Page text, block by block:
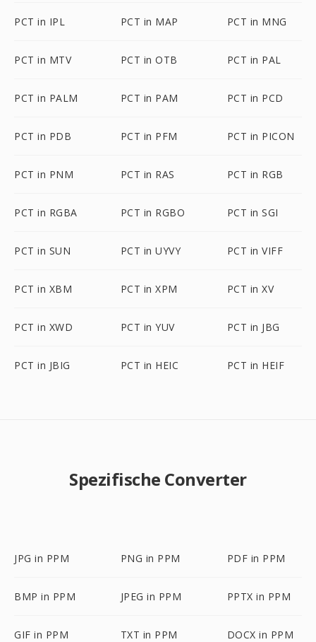
PCT in IPL PCT in MAP PCT in MNG
PCT in MTV PCT in OTB PCT in PAL
PCT in PALM PCT in PAM PCT in PCD
PCT in PDB PCT in PFM PCT in PICON
PCT in PNM PCT in RAS PCT in RGB
PCT in RGBA PCT in RGBO PCT in SGI
PCT in SUN PCT in UYVY PCT in VIFF
PCT in XBM PCT in XPM PCT in XV
PCT in XWD PCT in YUV PCT in JBG
PCT in JBIG PCT in HEIC PCT in HEIF
Spezifische Converter
JPG in PPM PNG in PPM PDF in PPM
BMP in PPM JPEG in PPM PPTX in PPM
GIF in PPM TXT in PPM DOCX in PPM